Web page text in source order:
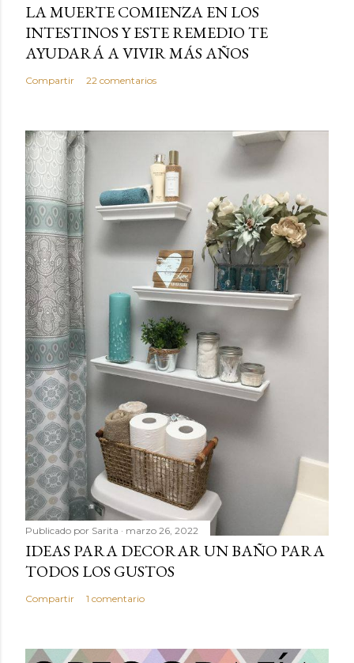
LA MUERTE COMIENZA EN LOS
INTESTINOS Y ESTE REMEDIO TE
AYUDARÁ A VIVIR MÁS AÑOS
Compartir 22 comentarios
Publicado por Sarita marzo 26, 2022
IDEAS PARA DECORAR UN BAÑO PARA
TODOS LOS GUSTOS
Compartir 1 comentario